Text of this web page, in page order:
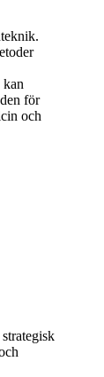
kan
för
och